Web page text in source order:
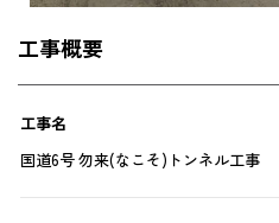
工事概要
工事名
国道6号 勿来(なこそ)トンネル工事